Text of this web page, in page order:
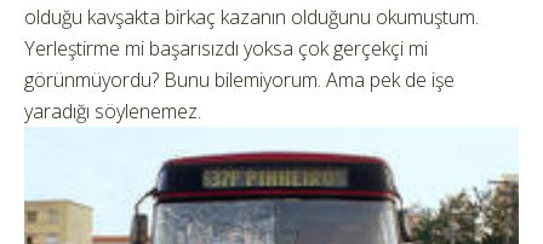
olduğu kavşakta birkaç kazanın olduğunu okumuştum.
Yerleştirme mi başarısızdı yoksa çok gerçekçi mi
görünmüyordu? Bunu bilemiyorum. Ama pek de işe
yaradığı söylenemez.